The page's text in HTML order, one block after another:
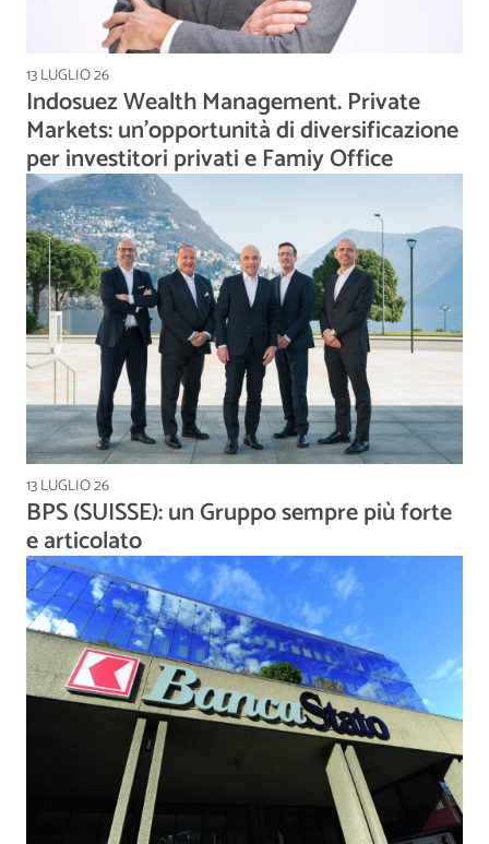
13 LUGLIO 26
Indosuez Wealth Management. Private
Markets: un’opportunità di diversificazione
per investitori privati e Famiy Office
13 LUGLIO 26
BPS (SUISSE): un Gruppo sempre più forte
e articolato